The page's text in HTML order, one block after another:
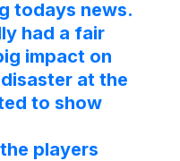
todays news.
had a fair
impact on
at the
to show
players